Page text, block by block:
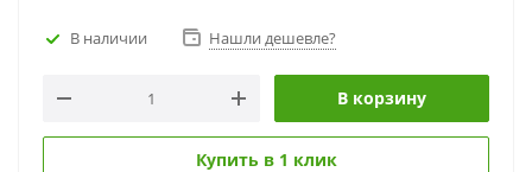
В наличии Нашли дешевле?
В корзину
Купить в 1 клик